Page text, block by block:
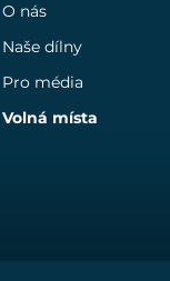
O nás
Naše dílny
Pro média
Volná místa